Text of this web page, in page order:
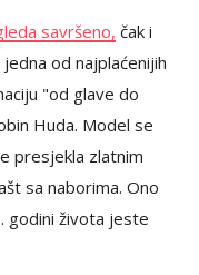
savršeno, čak i
od najplaćenijih
"od glave do
Huda. Model se
presjekla zlatnim
sa naborima. Ono
godini života jeste